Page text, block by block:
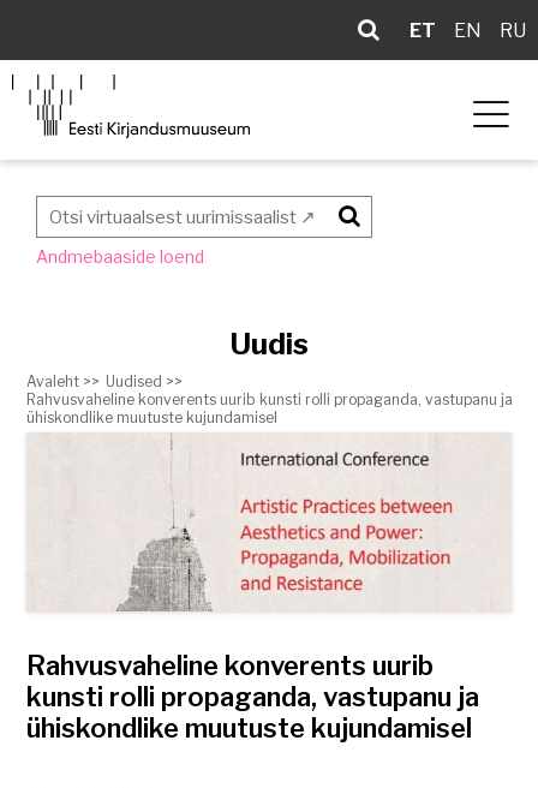
ET EN RU
Otsi
Andmebaaside loend
Uudis
Avaleht >> Uudised >>
Rahvusvaheline konverents uurib kunsti rolli propaganda, vastupanu ja
ühiskondlike muutuste kujundamisel
Rahvusvaheline konverents uurib
kunsti rolli propaganda, vastupanu ja
ühiskondlike muutuste kujundamisel